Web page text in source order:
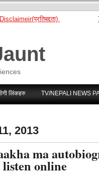
Disclaimeir(प्रतिबद्दता)
लिंकहरु TV/NEPALI NEWS
2013
ma
online